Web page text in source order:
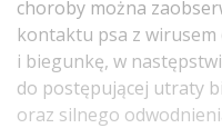
choroby można
kontaktu psa z wirusem
i biegunkę, w
do postępującej utraty
oraz silnego